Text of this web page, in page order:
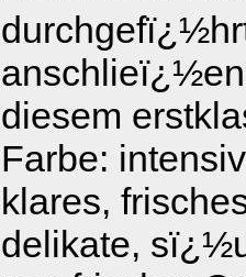
diesem
Farbe:
klares,
delikate,